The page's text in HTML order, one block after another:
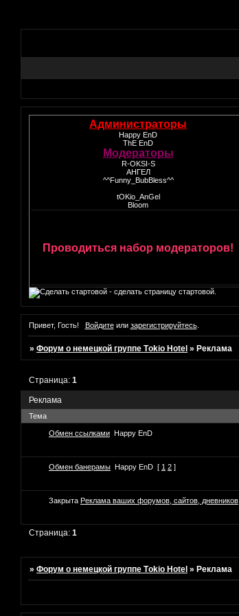
Администраторы
Happy EnD
ThE EnD
Модераторы
R-OKSI-S
АНГЕЛ
^^Funny_BubBless^^
tOKio_AnGel
Bloom
Проводиться набор модераторов!
- сделать страницу стартовой.
Привет, Гость! Войдитеили зарегистрируйтесь.
»Форум о немецкой группе Tоkio Hotel »Реклама
Реклама
Страница:1
Тема
Обмен ссылками
Happy EnD
Обмен банерамы Happy EnD [ 1 2 ]
Закрыта Реклама ваших форумов, сайтов, дневников
Страница:1
»Форум о немецкой группе Tоkio Hotel »Реклама